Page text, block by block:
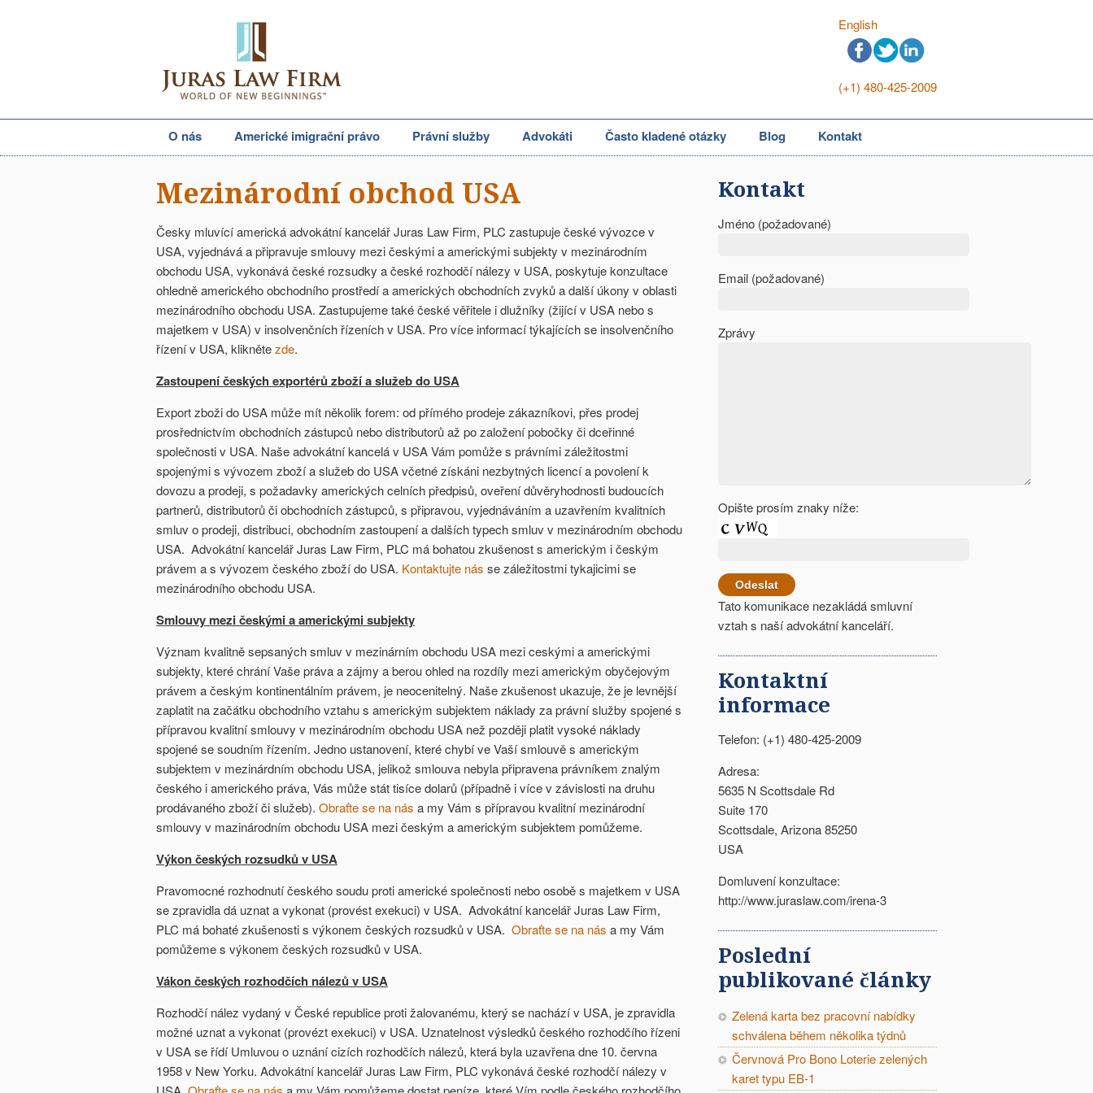
English
(+1) 480-425-2009
O nás Americké imigrační právo Právní služby Advokáti Často kladené otázky Blog Kontakt
Mezinárodní obchod USA
Česky mluvící americká advokátní kancelář Juras Law Firm, PLC zastupuje české vývozce v
USA, vyjednává a připravuje smlouvy mezi českými a americkými subjekty v mezinárodním
obchodu USA, vykonává české rozsudky a české rozhodčí nálezy v USA, poskytuje konzultace
ohledně amerického obchodního prostředí a amerických obchodních zvyků a další úkony v oblasti
mezinárodního obchodu USA. Zastupujeme také české věřitele i dlužníky (žijící v USA nebo s
majetkem v USA) v insolvenčních řízeních v USA. Pro více informací týkajících se insolvenčního
řízení v USA, kliknětezde.
Zastoupení českých exportérů zboží a služeb do USA
Export zboži do USA může mít několik forem: od přímého prodeje zákazníkovi, přes prodej
prosřednictvím obchodních zástupců nebo distributorů až po založení pobočky či dceřinné
společnosti v USA. Naše advokátní kancelá v USA Vám pomůže s právními záležitostmi
spojenými s vývozem zboží a služeb do USA včetné získáni nezbytných licencí a povolení k
dovozu a prodeji, s požadavky amerických celních předpisů, oveření důvěryhodnosti budoucích
partnerů, distributorů či obchodních zástupců, s připravou, vyjednáváním a uzavřením kvalitních
smluv o prodeji, distribuci, obchodním zastoupení a dalších typech smluv v mezinárodním obchodu
USA. Advokátní kancelář Juras Law Firm, PLC má bohatou zkušenost s americkým i českým
právem a s vývozem českého zboží do USA. Kontaktujte nás se záležitostmi tykajicimi se
mezinárodního obchodu USA.
Smlouvy mezi českými a americkými subjekty
Význam kvalitně sepsaných smluv v mezinárním obchodu USA mezi ceskými a americkými
subjekty, které chrání Vaše práva a zájmy a berou ohled na rozdíly mezi americkým obyčejovým
právem a českým kontinentálním právem, je neocenitelný. Naše zkušenost ukazuje, že je levnější
zaplatit na začátku obchodního vztahu s americkým subjektem náklady za právní služby spojené s
přípravou kvalitní smlouvy v mezinárodním obchodu USA než později platit vysoké náklady
spojené se soudním řízením. Jedno ustanovení, které chybí ve Vaší smlouvě s americkým
subjektem v mezinárdním obchodu USA, jelikož smlouva nebyla připravena právníkem znalým
českého i amerického práva, Vás může stát tisíce dolarů (případně i více v závislosti na druhu
prodávaného zboží či služeb). Obraťte se na nás a my Vám s přípravou kvalitní mezinárodní
smlouvy v mazinárodním obchodu USA mezi českým a americkým subjektem pomůžeme.
Výkon českých rozsudků v USA
Pravomocné rozhodnutí českého soudu proti americké společnosti nebo osobě s majetkem v USA
se zpravidla dá uznat a vykonat (provést exekuci) v USA. Advokátní kancelář Juras Law Firm,
PLC má bohaté zkušenosti s výkonem českých rozsudků v USA. Obraťte se na nás a my Vám
pomůžeme s výkonem českých rozsudků v USA.
Vákon českých rozhodčích nálezů v USA
Rozhodčí nález vydaný v České republice proti žalovanému, který se nachází v USA, je zpravidla
možné uznat a vykonat (provézt exekuci) v USA. Uznatelnost výsledků českého rozhodčího řízeni
v USA se řídí Umluvou o uznání cizích rozhodčích nálezů, která byla uzavřena dne 10. června
1958 v New Yorku. Advokátní kancelář Juras Law Firm, PLC vykonává české rozhodčí nálezy v
Kontakt
Jméno (požadované)
Email (požadované)
Zprávy
Opište prosím znaky níže:
Tato komunikace nezakládá smluvní
vztah s naší advokátní kanceláří.
Kontaktní
informace
Telefon: (+1) 480-425-2009
Adresa:
5635 N Scottsdale Rd
Suite 170
Scottsdale, Arizona 85250
USA
Domluvení konzultace:
http://www.juraslaw.com/irena-3
Poslední
publikované články
Zelená karta bez pracovní nabídky
schválena během několika týdnů
Červnová Pro Bono Loterie zelených
karet typu EB-1